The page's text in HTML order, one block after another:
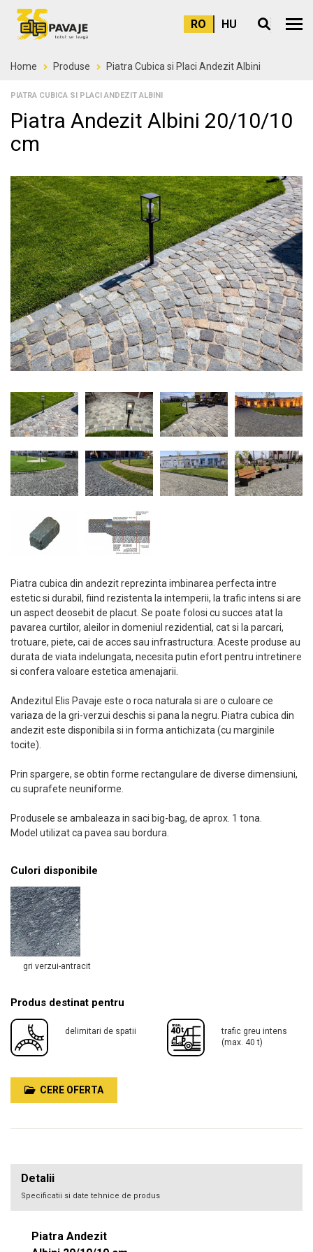
RO HU Meniu
Home Produse Piatra Cubica si Placi Andezit Albini
PIATRA CUBICA SI PLACI ANDEZIT ALBINI
Piatra Andezit Albini 20/10/10
cm
Piatra cubica din andezit reprezinta imbinarea perfecta intre
estetic si durabil, fiind rezistenta la intemperii, la trafic intens si are
un aspect deosebit de placut. Se poate folosi cu succes atat la
pavarea curtilor, aleilor in domeniul rezidential, cat si la parcari,
trotuare, piete, cai de acces sau infrastructura. Aceste produse au
durata de viata indelungata, necesita putin efort pentru intretinere
si confera valoare estetica amenajarii.
Andezitul Elis Pavaje este o roca naturala si are o culoare ce
variaza de la gri-verzui deschis si pana la negru. Piatra cubica din
andezit este disponibila si in forma antichizata (cu marginile
tocite).
Prin spargere, se obtin forme rectangulare de diverse dimensiuni,
cu suprafete neuniforme.
Produsele se ambaleaza in saci big-bag, de aprox. 1 tona.
Model utilizat ca pavea sau bordura.
Culori disponibile
gri verzui-antracit
Produs destinat pentru
delimitari de spatii
trafic greu intens
(max. 40 t)
CERE OFERTA
Detalii
Specificatii si date tehnice de produs
Piatra Andezit